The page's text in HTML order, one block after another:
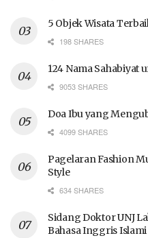
5 Objek Wisata
198 SHARES
124 Nama Sahabiyat
9053 SHARES
Doa Ibu yang
4099 SHARES
Pagelaran Fashion
Style
634 SHARES
Sidang Doktor UNJ
Bahasa Inggris Islami